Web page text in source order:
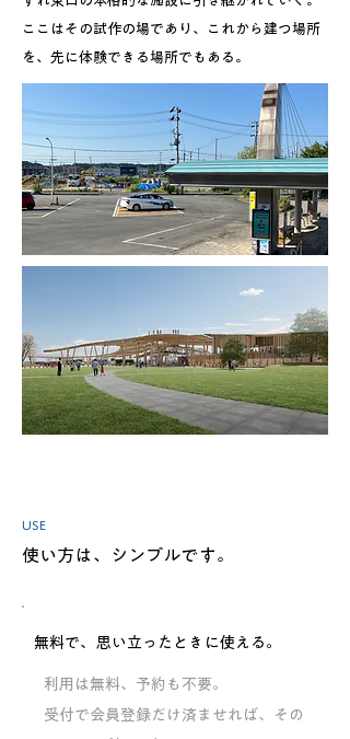
ここはその試作の場であり、これから建つ場所
を、先に体験できる場所でもある。
USE
使い方は、シンプルです。
無料で、思い立ったときに使える。
利用は無料、予約も不要。
受付で会員登録だけ済ませれば、その